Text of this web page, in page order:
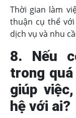
Thời gian làm
thuận cụ thể
dịch vụ và nhu
8. Nếu
trong
giúp
hệ với ai?